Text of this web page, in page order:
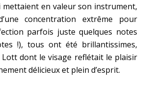
mettaient en valeur son instrument,
concentration extrême pour
parfois juste quelques notes
!), tous ont été brillantissimes,
dont le visage reflétait le plaisir
délicieux et plein d’esprit.